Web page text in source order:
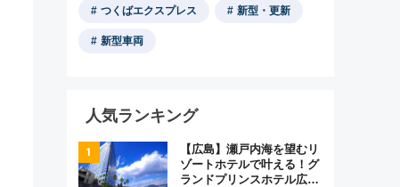
つくばエクスプレス 新型・更新
新型車両
人気ランキング
【広島】瀬戸内海を望むリ
ゾートホテルで叶える！グ
ランドプリンスホテル広島